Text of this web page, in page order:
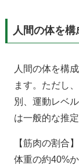
人間の体を
人間の体を構
ます。ただし
別、運動レベ
は一般的な推定
【筋肉の割合】
体重の約40%